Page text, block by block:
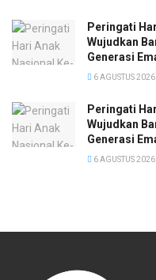
Peringati
Wujudkan
Generasi
6 AGUSTUS 2026
Peringati
Wujudkan
Generasi
6 AGUSTUS 2026